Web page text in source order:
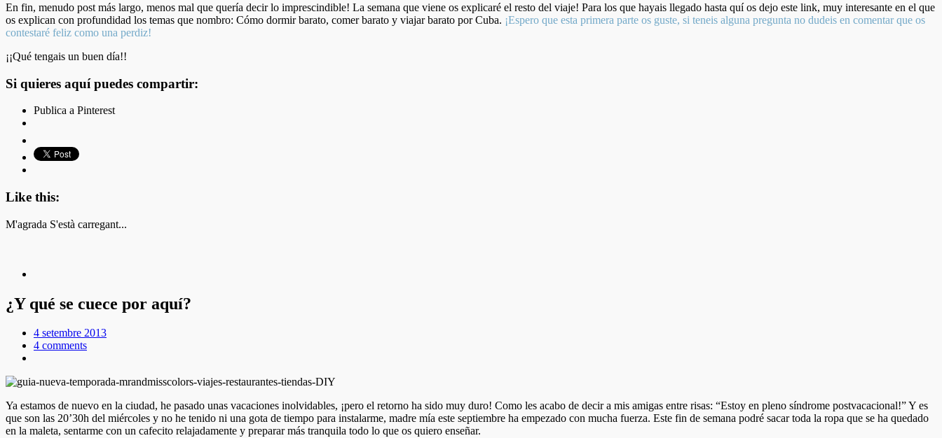
En fin, menudo post más largo, menos mal que quería decir lo imprescindible! La semana que viene os explicaré el resto del viaje! Para los que hayais llegado hasta quí os dejo este link, muy interesante en el que
os explican con profundidad los temas que nombro: Cómo dormir barato, comer barato y viajar barato por Cuba. ¡Espero que esta primera parte os guste, si teneis alguna pregunta no dudeis en comentar que os
contestaré feliz como una perdiz!
¡¡Qué tengais un buen día!!
Si quieres aquí puedes compartir:
Publica a Pinterest
Like this:
M'agrada S'està carregant...
¿Y qué se cuece por aquí?
4 setembre 2013
4 comments
Ya estamos de nuevo en la ciudad, he pasado unas vacaciones inolvidables, ¡pero el retorno ha sido muy duro! Como les acabo de decir a mis amigas entre risas: “Estoy en pleno síndrome postvacacional!” Y es
que son las 20’30h del miércoles y no he tenido ni una gota de tiempo para instalarme, madre mía este septiembre ha empezado con mucha fuerza. Este fin de semana podré sacar toda la ropa que se ha quedado
en la maleta, sentarme con un cafecito relajadamente y preparar más tranquila todo lo que os quiero enseñar.